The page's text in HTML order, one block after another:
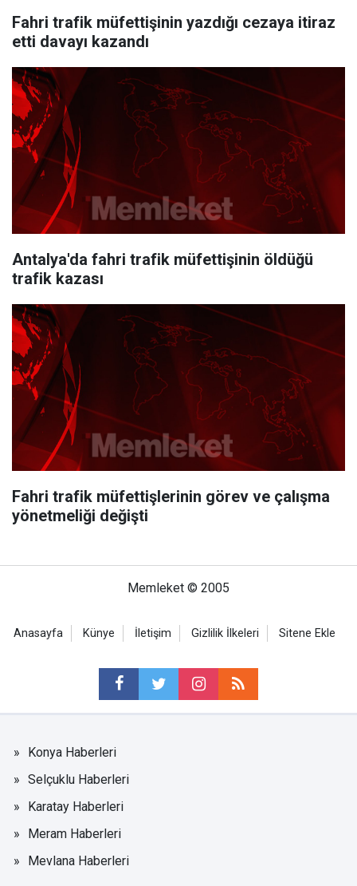
Fahri trafik müfettişinin yazdığı cezaya itiraz
etti davayı kazandı
Antalya'da fahri trafik müfettişinin öldüğü
trafik kazası
Fahri trafik müfettişlerinin görev ve çalışma
yönetmeliği değişti
Memleket © 2005
Anasayfa Künye İletişim Gizlilik İlkeleri Sitene Ekle
Konya Haberleri
Selçuklu Haberleri
Karatay Haberleri
Meram Haberleri
Mevlana Haberleri